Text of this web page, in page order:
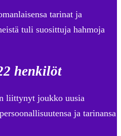
tarinat ja
tuli suosittuja hahmoja
henkilöt
liittynyt joukko uusia
ja tarinansa